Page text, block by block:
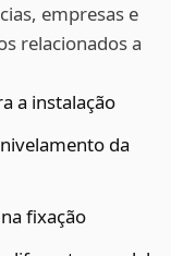
empresas e
relacionados a
a instalação
da
fixação